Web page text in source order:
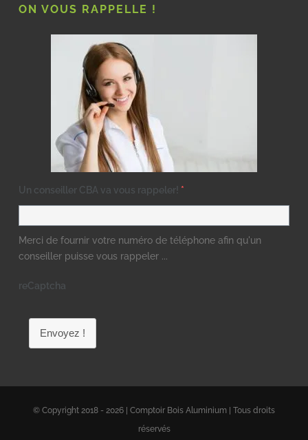
ON VOUS RAPPELLE !
Un conseiller CBA va vous rappeler! *
Merci de fournir votre numéro de téléphone afin qu'un
conseiller puisse vous rappeler ...
reCaptcha
Envoyez !
© Copyright 2018 - 2026 | Comptoir Bois Aluminium | Tous droits
réservés